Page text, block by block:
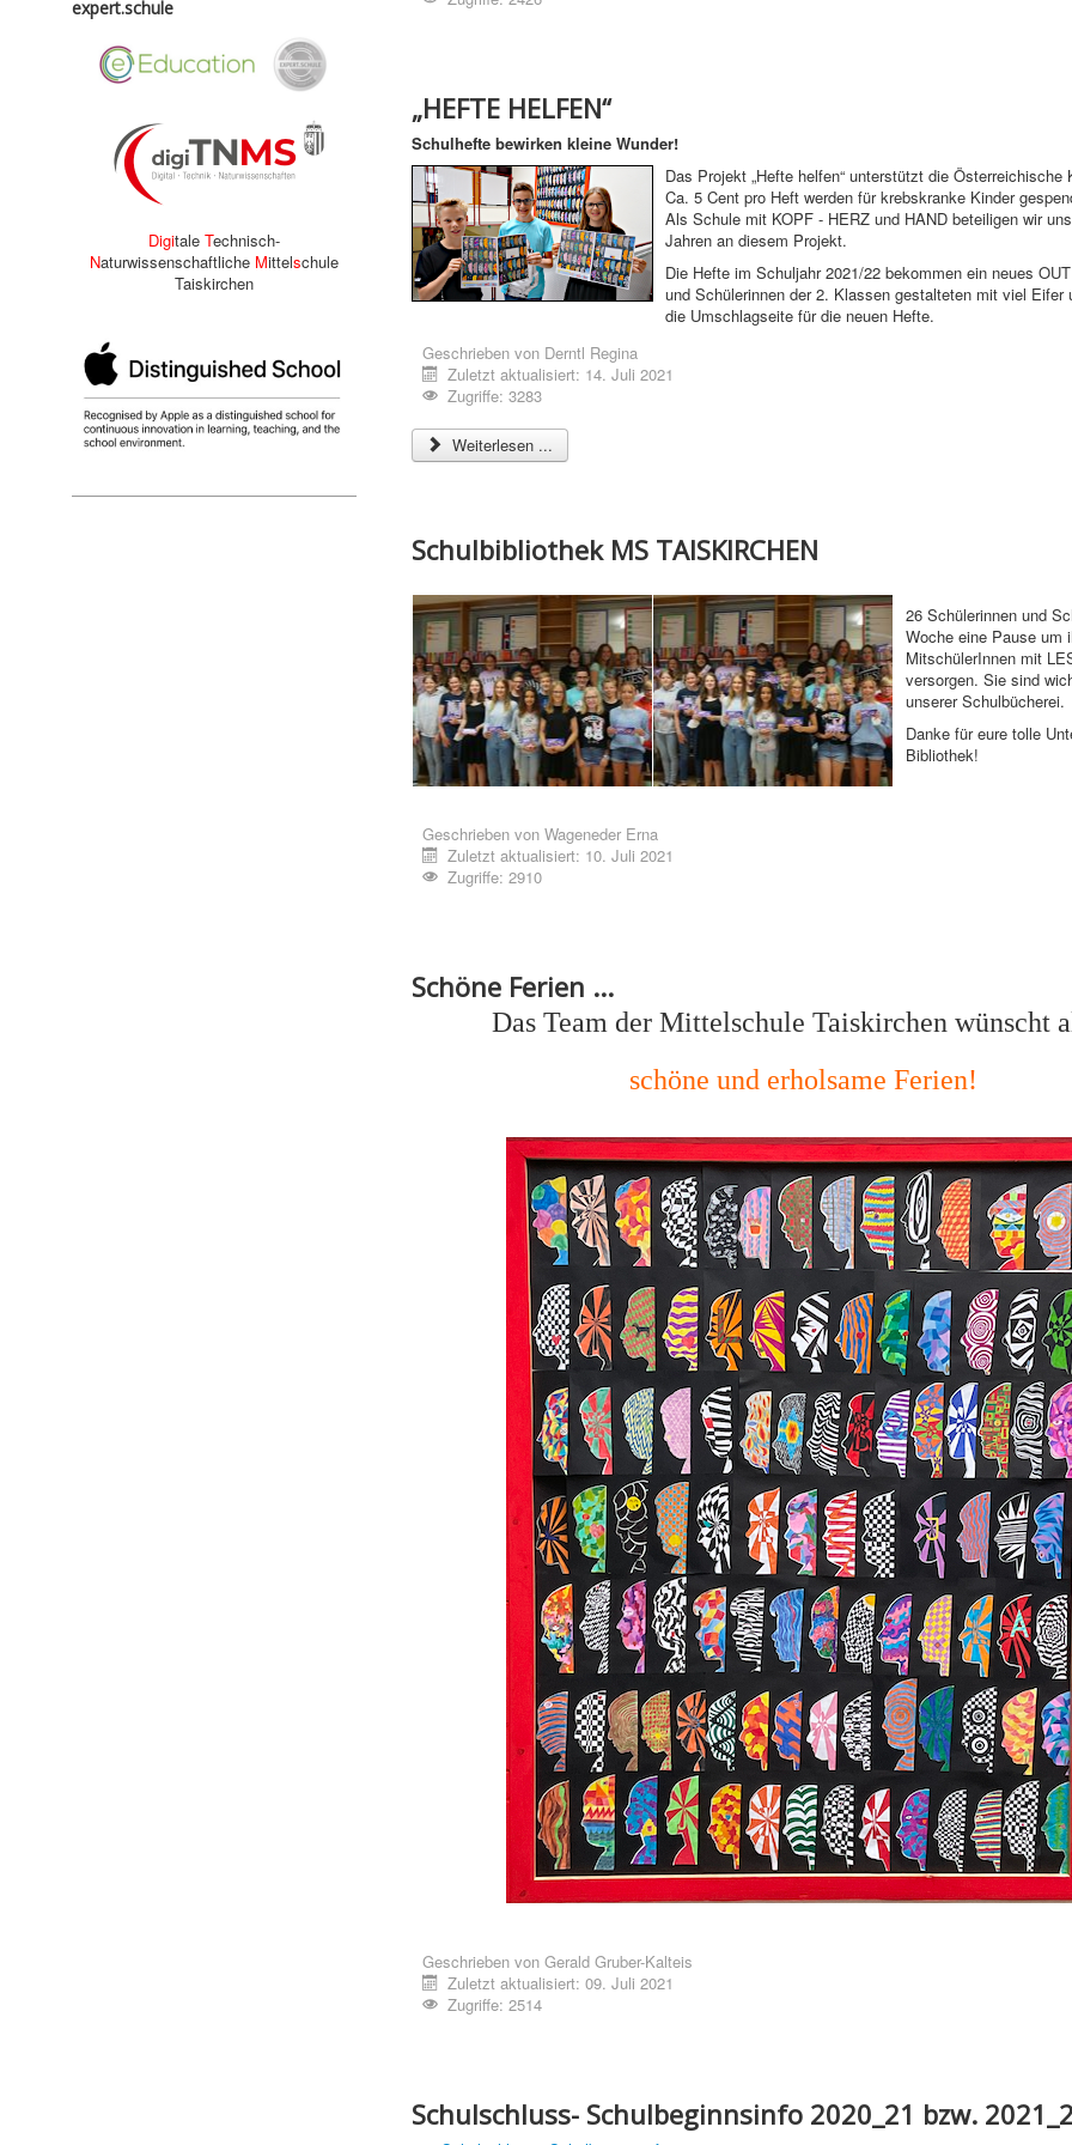
expert.schule
Digitale Technisch-
Naturwissenschaftliche Mittelschule
Taiskirchen
„HEFTE HELFEN“
Schulhefte bewirken kleine Wunder!
Das Projekt „Hefte helfen“ unterstützt die Österreichische
Ca. 5 Cent pro Heft werden für krebskranke Kinder
Als Schule mit KOPF - HERZ und HAND beteiligen wir
Jahren an diesem Projekt.
Die Hefte im Schuljahr 2021/22 bekommen ein neues
und Schülerinnen der 2. Klassen gestalteten mit viel Eifer
die Umschlagseite für die neuen Hefte.
Geschrieben von Derntl Regina
Zuletzt aktualisiert: 14. Juli 2021
Zugriffe: 3283
Weiterlesen ...
Schulbibliothek MS TAISKIRCHEN
26 Schülerinnen und
Woche eine Pause um
MitschülerInnen mit
versorgen. Sie sind
unserer Schulbücherei.
Danke für eure tolle
Bibliothek!
Geschrieben von Wageneder Erna
Zuletzt aktualisiert: 10. Juli 2021
Zugriffe: 2910
Schöne Ferien ...
Das Team der Mittelschule Taiskirchen wünscht
schöne und erholsame Ferien!
Geschrieben von Gerald Gruber-Kalteis
Zuletzt aktualisiert: 09. Juli 2021
Zugriffe: 2514
Schulschluss- Schulbeginnsinfo 2020_21 bzw.